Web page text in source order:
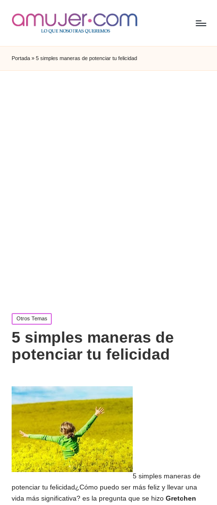
Portada » 5 simples maneras de potenciar tu felicidad
Publicada
en
Otros Temas
5 simples maneras de
potenciar tu felicidad
5 simples maneras de
potenciar tu felicidad¿Cómo puedo ser más feliz y llevar una
vida más significativa? es la pregunta que se hizo Gretchen